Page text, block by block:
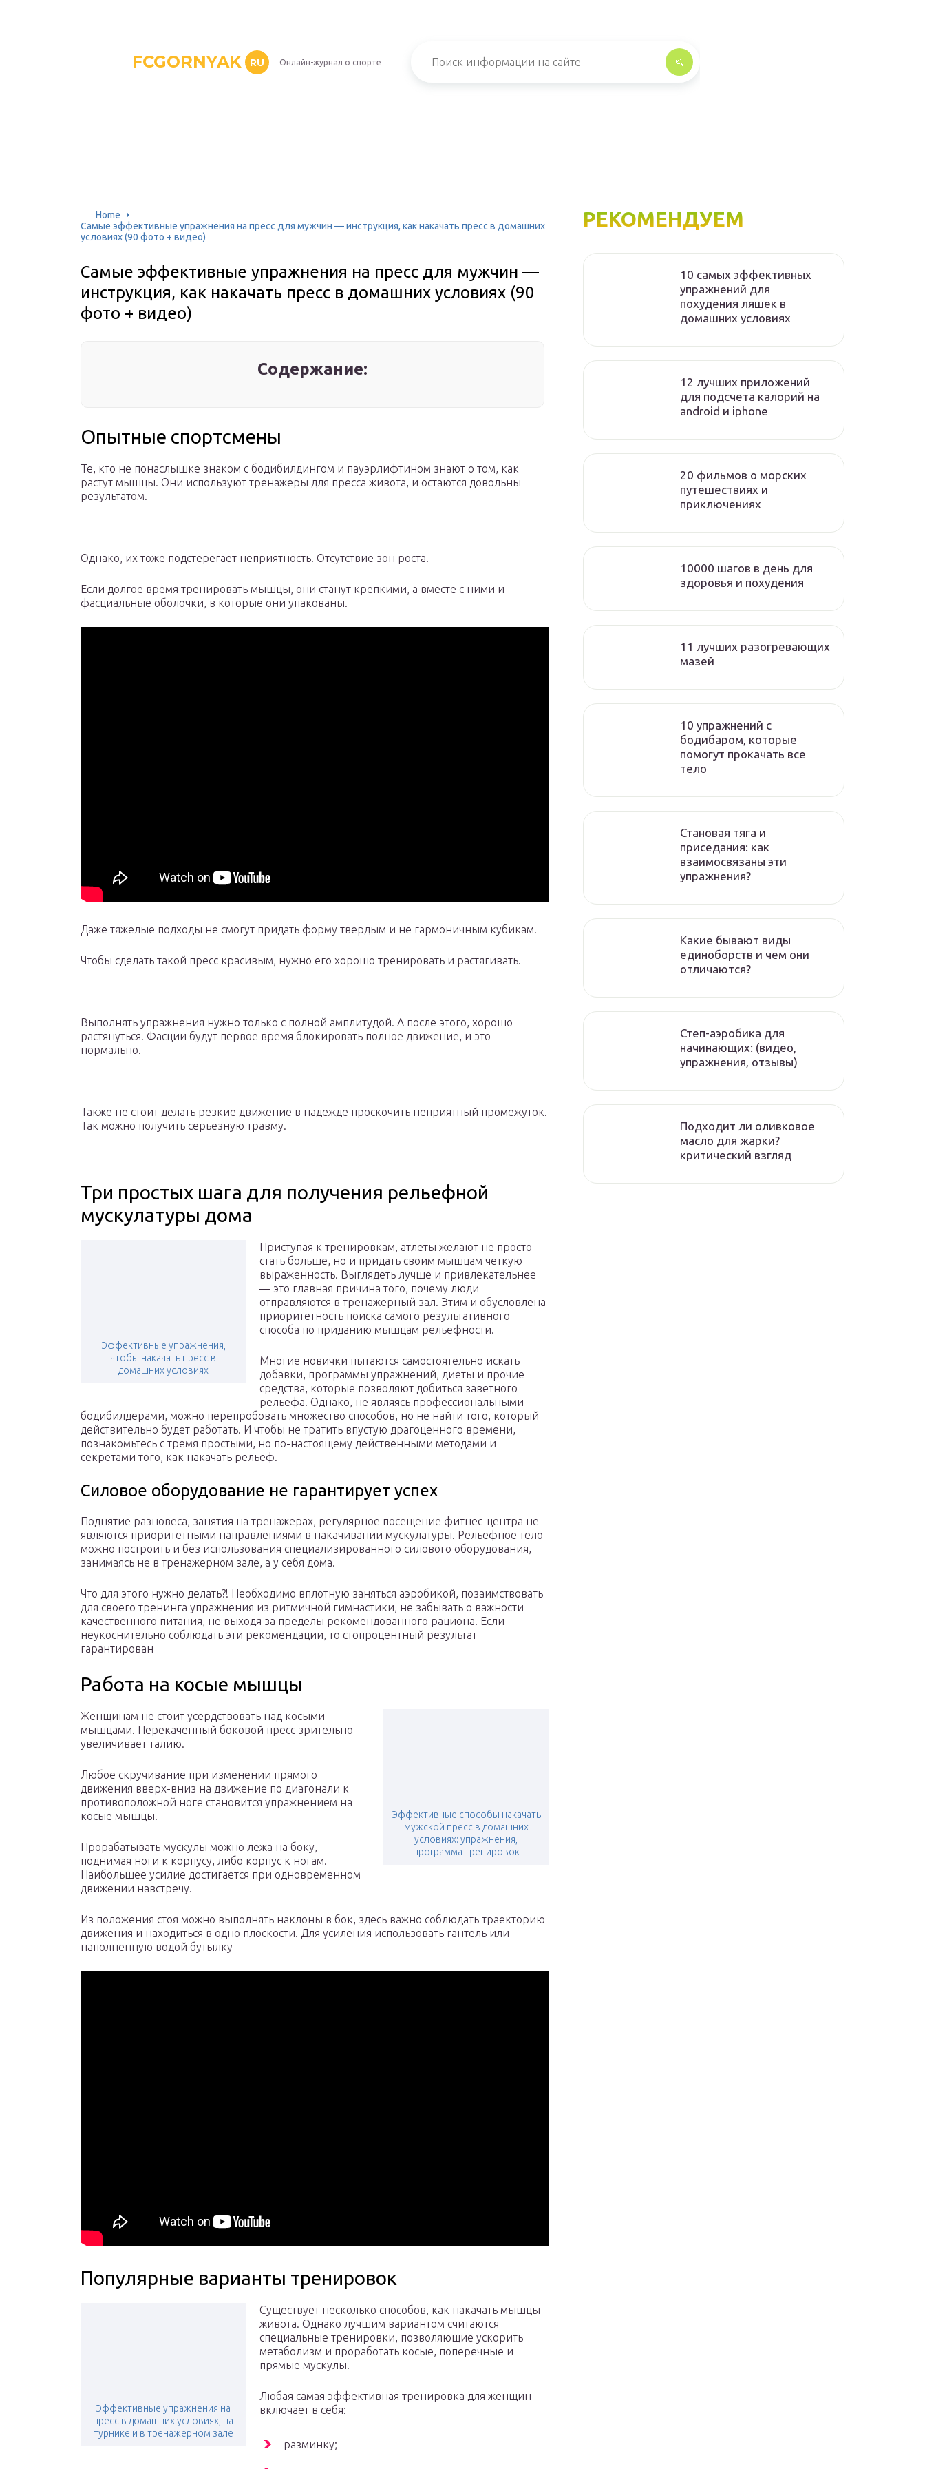
FCGORNYAK RU Онлайн-журнал о спорте
Home
Самые эффективные упражнения на пресс для мужчин — инструкция, как накачать пресс в домашних
условиях (90 фото + видео)
Самые эффективные упражнения на пресс для мужчин —
инструкция, как накачать пресс в домашних условиях (90
фото + видео)
Содержание:
Опытные спортсмены
Те, кто не понаслышке знаком с бодибилдингом и пауэрлифтином знают о том, как
растут мышцы. Они используют тренажеры для пресса живота, и остаются довольны
результатом.
Однако, их тоже подстерегает неприятность. Отсутствие зон роста.
Если долгое время тренировать мышцы, они станут крепкими, а вместе с ними и
фасциальные оболочки, в которые они упакованы.
Даже тяжелые подходы не смогут придать форму твердым и не гармоничным кубикам.
Чтобы сделать такой пресс красивым, нужно его хорошо тренировать и растягивать.
Выполнять упражнения нужно только с полной амплитудой. А после этого, хорошо
растянуться. Фасции будут первое время блокировать полное движение, и это
нормально.
Также не стоит делать резкие движение в надежде проскочить неприятный промежуток.
Так можно получить серьезную травму.
Три простых шага для получения рельефной
мускулатуры дома
Эффективные упражнения,
чтобы накачать пресс в
домашних условиях
Приступая к тренировкам, атлеты желают не просто
стать больше, но и придать своим мышцам четкую
выраженность. Выглядеть лучше и привлекательнее
— это главная причина того, почему люди
отправляются в тренажерный зал. Этим и обусловлена
приоритетность поиска самого результативного
способа по приданию мышцам рельефности.
Многие новички пытаются самостоятельно искать
добавки, программы упражнений, диеты и прочие
средства, которые позволяют добиться заветного
рельефа. Однако, не являясь профессиональными
бодибилдерами, можно перепробовать множество способов, но не найти того, который
действительно будет работать. И чтобы не тратить впустую драгоценного времени,
познакомьтесь с тремя простыми, но по-настоящему действенными методами и
секретами того, как накачать рельеф.
Силовое оборудование не гарантирует успех
Поднятие разновеса, занятия на тренажерах, регулярное посещение фитнес-центра не
являются приоритетными направлениями в накачивании мускулатуры. Рельефное тело
можно построить и без использования специализированного силового оборудования,
занимаясь не в тренажерном зале, а у себя дома.
Что для этого нужно делать?! Необходимо вплотную заняться аэробикой, позаимствовать
для своего тренинга упражнения из ритмичной гимнастики, не забывать о важности
качественного питания, не выходя за пределы рекомендованного рациона. Если
неукоснительно соблюдать эти рекомендации, то стопроцентный результат
гарантирован
Работа на косые мышцы
Эффективные способы накачать
мужской пресс в домашних
условиях: упражнения,
программа тренировок
Женщинам не стоит усердствовать над косыми
мышцами. Перекаченный боковой пресс зрительно
увеличивает талию.
Любое скручивание при изменении прямого
движения вверх-вниз на движение по диагонали к
противоположной ноге становится упражнением на
косые мышцы.
Прорабатывать мускулы можно лежа на боку,
поднимая ноги к корпусу, либо корпус к ногам.
Наибольшее усилие достигается при одновременном
движении навстречу.
Из положения стоя можно выполнять наклоны в бок, здесь важно соблюдать траекторию
движения и находиться в одно плоскости. Для усиления использовать гантель или
наполненную водой бутылку
Популярные варианты тренировок
Эффективные упражнения на
пресс в домашних условиях, на
турнике и в тренажерном зале
Существует несколько способов, как накачать мышцы
живота. Однако лучшим вариантом считаются
специальные тренировки, позволяющие ускорить
метаболизм и проработать косые, поперечные и
прямые мускулы.
Любая самая эффективная тренировка для женщин
включает в себя:
разминку;
РЕКОМЕНДУЕМ
10 самых эффективных
упражнений для
похудения ляшек в
домашних условиях
12 лучших приложений
для подсчета калорий на
android и iphone
20 фильмов о морских
путешествиях и
приключениях
10000 шагов в день для
здоровья и похудения
11 лучших разогревающих
мазей
10 упражнений с
бодибаром, которые
помогут прокачать все
тело
Становая тяга и
приседания: как
взаимосвязаны эти
упражнения?
Какие бывают виды
единоборств и чем они
отличаются?
Степ-аэробика для
начинающих: (видео,
упражнения, отзывы)
Подходит ли оливковое
масло для жарки?
критический взгляд